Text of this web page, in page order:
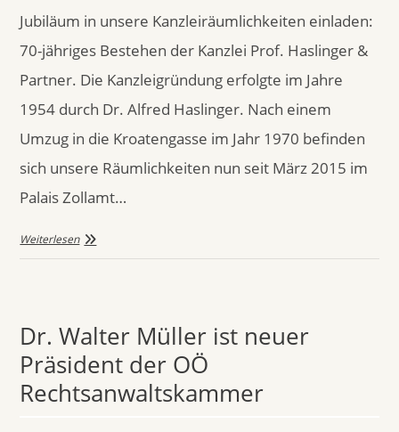
Jubiläum in unsere Kanzleiräumlichkeiten einladen:
70-jähriges Bestehen der Kanzlei Prof. Haslinger &
Partner. Die Kanzleigründung erfolgte im Jahre
1954 durch Dr. Alfred Haslinger. Nach einem
Umzug in die Kroatengasse im Jahr 1970 befinden
sich unsere Räumlichkeiten nun seit März 2015 im
Palais Zollamt…
Weiterlesen
Dr. Walter Müller ist neuer
Präsident der OÖ
Rechtsanwaltskammer